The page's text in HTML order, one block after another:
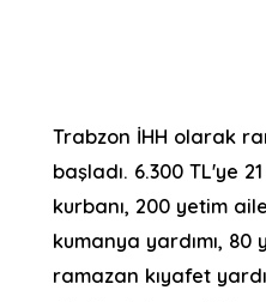
Trabzon İHH olarak
başladı. 6.300 TL'ye
kurbanı, 200 yetim
kumanya yardımı, 80
ramazan kıyafet